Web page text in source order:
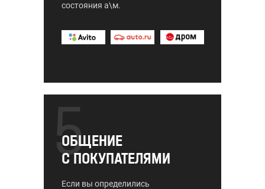
состояния а\м.
ОБЩЕНИЕ
С ПОКУПАТЕЛЯМИ
Если вы определились
5